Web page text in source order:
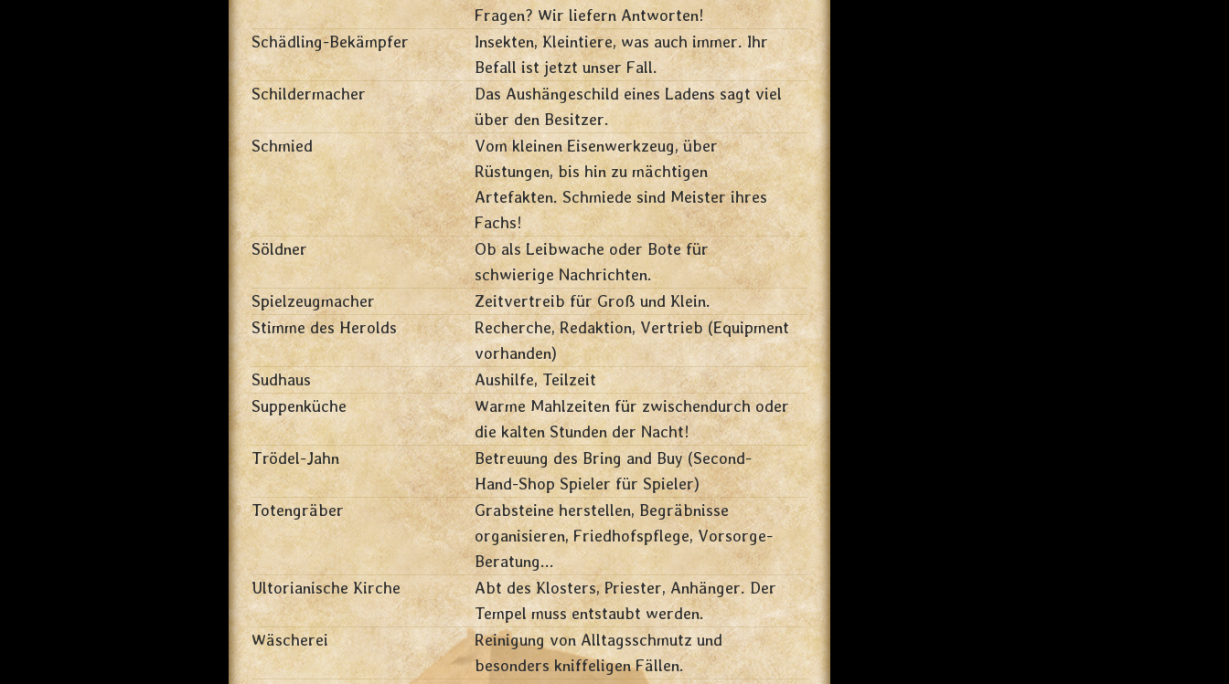
Fragen? Wir liefern Antworten!
Schädling-Bekämpfer
Insekten, Kleintiere, was auch immer. Ihr
Befall ist jetzt unser Fall.
Schildermacher
Das Aushängeschild eines Ladens sagt viel
über den Besitzer.
Schmied
Vom kleinen Eisenwerkzeug, über
Rüstungen, bis hin zu mächtigen
Artefakten. Schmiede sind Meister ihres
Fachs!
Söldner
Ob als Leibwache oder Bote für
schwierige Nachrichten.
Spielzeugmacher
Zeitvertreib für Groß und Klein.
Stimme des Herolds
Recherche, Redaktion, Vertrieb (Equipment
vorhanden)
Sudhaus
Aushilfe, Teilzeit
Suppenküche
Warme Mahlzeiten für zwischendurch oder
die kalten Stunden der Nacht!
Trödel-Jahn
Betreuung des Bring and Buy (Second-
Hand-Shop Spieler für Spieler)
Totengräber
Grabsteine herstellen, Begräbnisse
organisieren, Friedhofspflege, Vorsorge-
Beratung...
Ultorianische Kirche
Abt des Klosters, Priester, Anhänger. Der
Tempel muss entstaubt werden.
Wäscherei
Reinigung von Alltagsschmutz und
besonders kniffeligen Fällen.